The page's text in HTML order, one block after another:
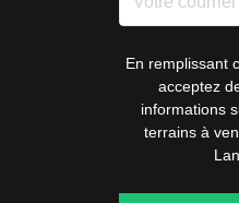
En remplissant
acceptez
informations
terrains à